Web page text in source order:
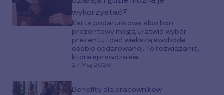
wykorzystać?
Karta podarunkowa albo bon
prezentowy mogą ułatwić wybór
prezentu i dać większą swobodę
osobie obdarowanej. To rozwiązanie,
które sprawdza się...
27 Maj 2026
Benefity dla pracowników